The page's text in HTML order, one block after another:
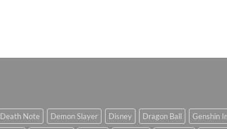
Death Note Demon Slayer Disney Dragon Ball Genshin